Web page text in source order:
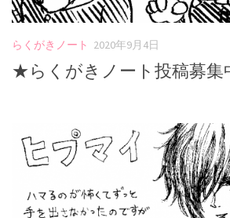
らくがきノート 2020年9月4日
★らくがきノート投稿募